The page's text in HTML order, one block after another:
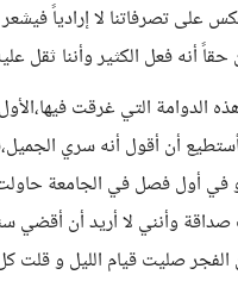
على تصرفاتنا لا إرادياً
أنه فعل الكثير وأننا ثقل
الدوامة التي غرقت
أن أقول أنه سري
أول فصل في الجامعة
وأنني لا أريد أن أقضي
صليت قيام الليل و